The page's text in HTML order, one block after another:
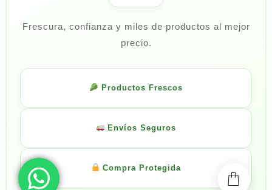
Frescura, confianza y miles de productos al mejor
precio.
Productos Frescos
Envíos Seguros
Compra Protegida